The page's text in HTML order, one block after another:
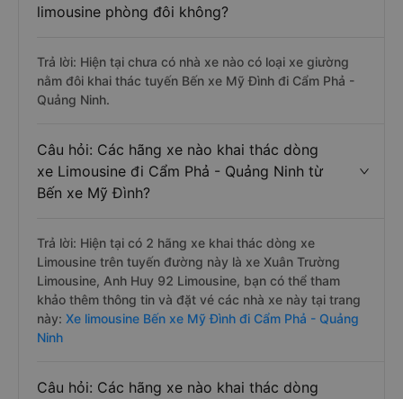
limousine phòng đôi không?
Trả lời: Hiện tại chưa có nhà xe nào có loại xe giường
nằm đôi khai thác tuyến Bến xe Mỹ Đình đi Cẩm Phả -
Quảng Ninh.
Câu hỏi: Các hãng xe nào khai thác dòng
xe Limousine đi Cẩm Phả - Quảng Ninh từ
Bến xe Mỹ Đình?
Trả lời: Hiện tại có 2 hãng xe khai thác dòng xe
Limousine trên tuyến đường này là xe Xuân Trường
Limousine, Anh Huy 92 Limousine, bạn có thể tham
khảo thêm thông tin và đặt vé các nhà xe này tại trang
này: Xe limousine Bến xe Mỹ Đình đi Cẩm Phả - Quảng
Ninh
Câu hỏi: Các hãng xe nào khai thác dòng